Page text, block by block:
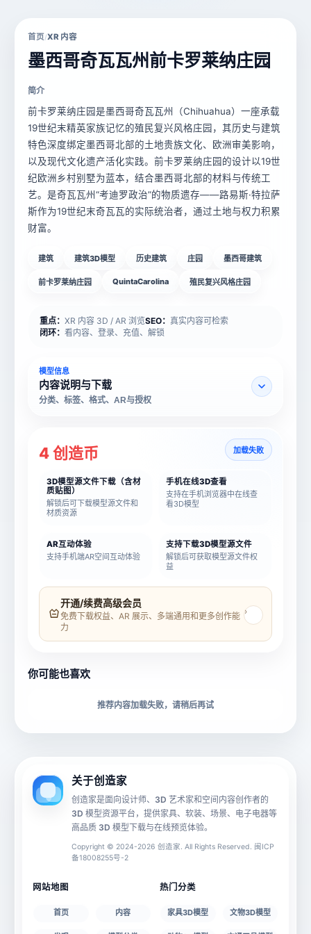
首页/XR 内容
墨西哥奇瓦瓦州前卡罗莱纳庄园
简介
前卡罗莱纳庄园是墨西哥奇瓦瓦州（Chihuahua）一座承载
19世纪末精英家族记忆的殖民复兴风格庄园，其历史与建筑
特色深度绑定墨西哥北部的土地贵族文化、欧洲审美影响，
以及现代文化遗产活化实践。前卡罗莱纳庄园的设计以19世
纪欧洲乡村别墅为蓝本，结合墨西哥北部的材料与传统工
艺。是奇瓦瓦州“考迪罗政治”的物质遗存——路易斯·特拉萨
斯作为19世纪末奇瓦瓦的实际统治者，通过土地与权力积累
财富。
建筑 建筑3D模型 历史建筑 庄园 墨西哥建筑
前卡罗莱纳庄园 QuintaCarolina 殖民复兴风格庄园
重点： XR 内容 3D / AR 浏览SEO： 真实内容可检索
闭环： 看内容、登录、充值、解锁
模型信息
内容说明与下载
分类、标签、格式、AR与授权
模型名称
材质贴图
文件大小
4 创造币 加载失败
3D模型源文件下载（含材
质贴图）
解锁后可下载模型源文件和
材质资源
手机在线3D查看
支持在手机浏览器中在线查
看3D模型
AR互动体验
支持手机端AR空间互动体验
支持下载3D模型源文件
解锁后可获取模型源文件权
益
开通/续费高级会员
免费下载权益、AR 展示、多端通用和更多创作能
力
›
你可能也喜欢
推荐内容加载失败，请稍后再试
关于创造家
创造家是面向设计师、3D 艺术家和空间内容创作者的
3D 模型资源平台，提供家具、软装、场景、电子电器等
高品质 3D 模型下载与在线预览体验。
Copyright © 2024-2026 创造家. All Rights Reserved. 闽ICP
备18008255号-2
网站地图
首页 内容
热门分类
家具3D模型 文物3D模型